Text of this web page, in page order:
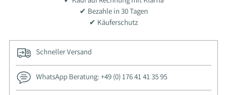
✔ Bezahle in 30 Tagen
✔ Käuferschutz
Schneller Versand
WhatsApp Beratung: +49 (0) 176 41 41 35 95